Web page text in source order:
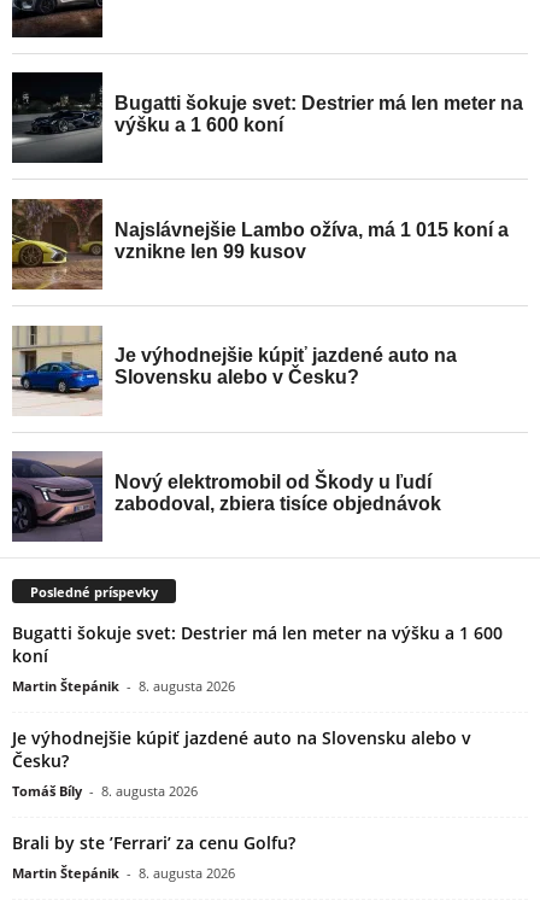
Posledné príspevky
Bugatti šokuje svet: Destrier má len meter na výšku a 1 600
koní
Martin Štepánik - 8. augusta 2026
Je výhodnejšie kúpiť jazdené auto na Slovensku alebo v
Česku?
Tomáš Bíly - 8. augusta 2026
Brali by ste ’Ferrari’ za cenu Golfu?
Martin Štepánik - 8. augusta 2026